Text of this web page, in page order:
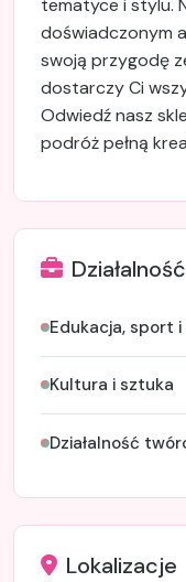
doświadczonym
swoją przygodę
dostarczy Ci
Odwiedź nasz
podróż pełną
Edukacja, sport
Kultura i sztuka
Działalność
Lokalizacje